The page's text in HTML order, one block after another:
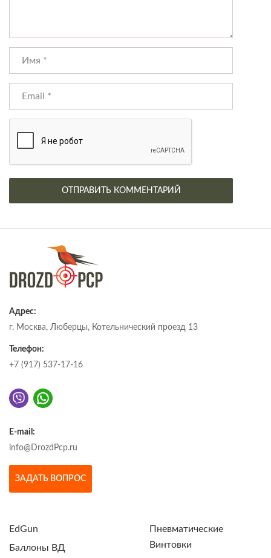
Адрес:
г. Москва, Люберцы, Котельнический проезд 13
Телефон:
+7 (917) 537-17-16
E-mail:
info@DrozdPcp.ru
ЗАДАТЬ ВОПРОС
EdGun
Баллоны ВД
Пневматические
Винтовки